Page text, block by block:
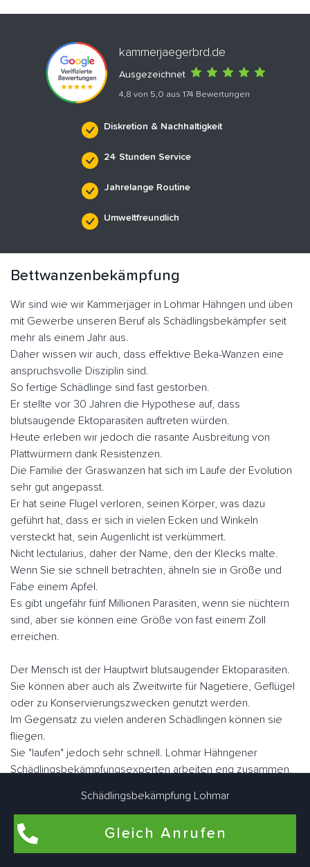
kammerjaegerbrd.de
Ausgezeichnet
4,8 von 5,0 aus 174 Bewertungen
Diskretion & Nachhaltigkeit
24 Stunden Service
Jahrelange Routine
Umweltfreundlich
Bettwanzenbekämpfung
Wir sind wie wir Kammerjäger in Lohmar Hähngen und üben
mit Gewerbe unseren Beruf als Schädlingsbekämpfer seit
mehr als einem Jahr aus.
Daher wissen wir auch, dass effektive Beka-Wanzen eine
anspruchsvolle Disziplin sind.
So fertige Schädlinge sind fast gestorben.
Er stellte vor 30 Jahren die Hypothese auf, dass
blutsaugende Ektoparasiten auftreten würden.
Heute erleben wir jedoch die rasante Ausbreitung von
Plattwürmern dank Resistenzen.
Die Familie der Graswanzen hat sich im Laufe der Evolution
sehr gut angepasst.
Er hat seine Flügel verloren, seinen Körper, was dazu
geführt hat, dass er sich in vielen Ecken und Winkeln
versteckt hat, sein Augenlicht ist verkümmert.
Nicht lectularius, daher der Name, den der Klecks malte.
Wenn Sie sie schnell betrachten, ähneln sie in Größe und
Fabe einem Apfel.
Es gibt ungefähr fünf Millionen Parasiten, wenn sie nüchtern
sind, aber sie können eine Größe von fast einem Zoll
erreichen.
Der Mensch ist der Hauptwirt blutsaugender Ektoparasiten.
Sie können aber auch als Zweitwirte für Nagetiere, Geflügel
oder zu Konservierungszwecken genutzt werden.
Im Gegensatz zu vielen anderen Schädlingen können sie
fliegen.
Sie "laufen" jedoch sehr schnell. Lohmar Hähngener
Schädlingsbekämpfungsexperten arbeiten eng zusammen,
Flohbekämpfung in Lohmar Hähngen
Schädlingsbekämpfung Lohmar
Gleich Anrufen